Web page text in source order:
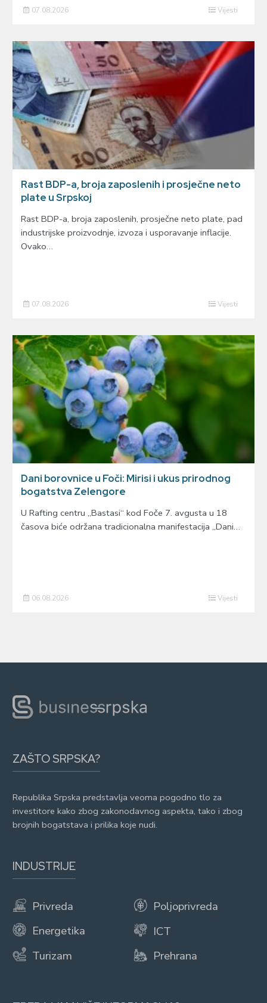
07.08.2026 Vijesti
Rast BDP-a, broja zaposlenih i prosječne neto
plate u Srpskoj
Rast BDP-a, broja zaposlenih, prosječne neto plate, pad
industrijske proizvodnje, izvoza i usporavanje inflacije.
Ovako…
07.08.2026 Vijesti
Dani borovnice u Foči: Mirisi i ukus prirodnog
bogatstva Zelengore
U Rafting centru „Bastasi“ kod Foče 7. avgusta u 18
časova biće održana tradicionalna manifestacija „Dani…
06.08.2026 Vijesti
ZAŠTO SRPSKA?
Republika Srpska predstavlja veoma pogodno tlo za
investitore kako zbog zakonodavnog aspekta, tako i zbog
brojnih bogatstava i prilika koje nudi.
INDUSTRIJE
Privreda
Energetika
Turizam
Poljoprivreda
ICT
Prehrana